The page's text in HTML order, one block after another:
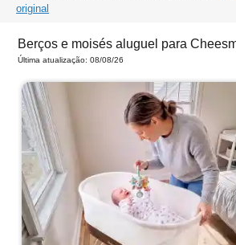
original
Berços e moisés aluguel para
Última atualização: 08/08/26